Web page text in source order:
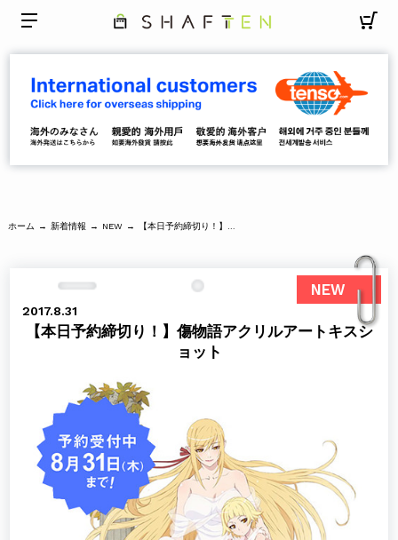
ホーム → 新着情報 → NEW →
2017.8.31
【本日予約締切り！】傷物語アクリルアートキスシ
ョット
NEW